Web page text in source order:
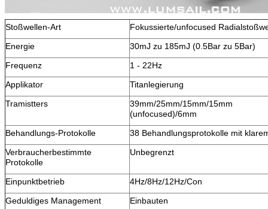
Stoßwellen-Art
Fokussierte/unfocused
Energie
30mJ zu 185mJ (0.5Bar zu 5Bar)
Frequenz
1 - 22Hz
Applikator
Titanlegierung
Tramistters
39mm/25mm/15mm/15mm
(unfocused)/6mm
Behandlungs-Protokolle
38 Behandlungsprotokolle mit
Verbraucherbestimmte
Protokolle
Unbegrenzt
Einpunktbetrieb
4Hz/8Hz/12Hz/Con
Geduldiges Management
Einbauten